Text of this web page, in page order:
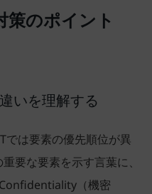
策のポイント
いを理解する
では要素の優先順位が異
要な要素を示す言葉に、
Confidentiality（機密